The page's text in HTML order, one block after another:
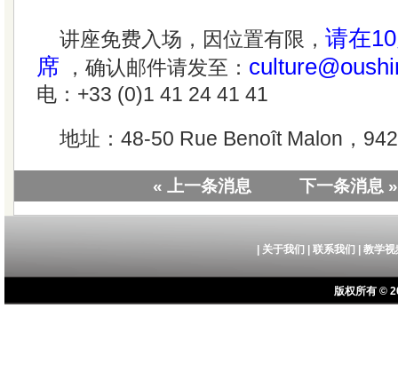
讲座免费入场，因位置有限， 请在
席 ，确认邮件请发至：
电：+33 (0)1 41 24 41 41
地址：48-50 Rue Benoît Malon，
« 上一条消息 下一条消息 »
关于我们 联系我们 教学视
版权所有 ©